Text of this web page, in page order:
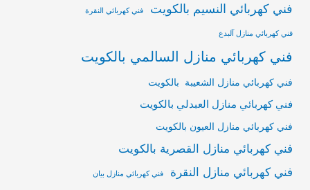
فني كهربائي النسيم بالكويت فني كهربائي النقرة
فني كهربائي منازل آلبدع
فني كهربائي منازل السالمي بالكويت
فني كهربائي منازل الشعيبة بالكويت
فني كهربائي منازل العبدلي بالكويت
فني كهربائي منازل العيون بالكويت
فني كهربائي منازل القصرية بالكويت
فني كهربائي منازل النقرة
فني كهربائي منازل بيان